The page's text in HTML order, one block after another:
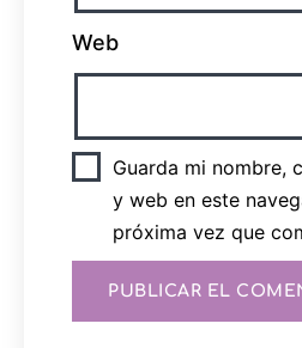
Web
Guarda mi nombre,
y web en este
próxima vez que